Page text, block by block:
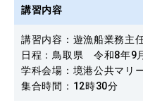
講習内容
講習内容：遊漁船業務主
日程：鳥取県 令和8年9
学科会場：境港公共マリ
集合時間：12時30分